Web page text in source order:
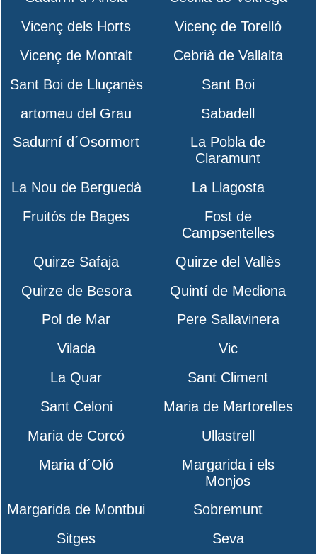
Vicenç dels Horts
Vicenç de Torelló
Vicenç de Montalt
Cebrià de Vallalta
Sant Boi de Lluçanès
Sant Boi
artomeu del Grau
Sabadell
Sadurní d´Osormort
La Pobla de
Claramunt
La Nou de Berguedà
La Llagosta
Fruitós de Bages
Fost de
Campsentelles
Quirze Safaja
Quirze del Vallès
Quirze de Besora
Quintí de Mediona
Pol de Mar
Pere Sallavinera
Vilada
Vic
La Quar
Sant Climent
Sant Celoni
Maria de Martorelles
Maria de Corcó
Ullastrell
Maria d´Oló
Margarida i els
Monjos
Margarida de Montbui
Sobremunt
Sitges
Seva